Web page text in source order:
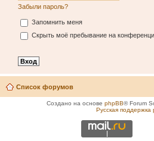
Забыли пароль?
Запомнить меня
Скрыть моё пребывание на
Список форумов
Создано на основе phpBB® Forum
Русская поддержка